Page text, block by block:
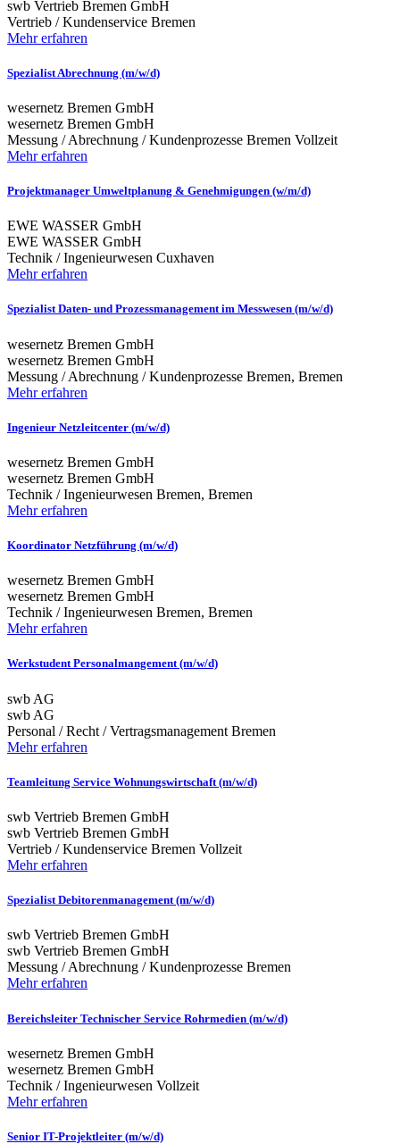
swb Vertrieb Bremen GmbH
Vertrieb / Kundenservice Bremen
Mehr erfahren
Spezialist Abrechnung (m/w/d)
wesernetz Bremen GmbH
wesernetz Bremen GmbH
Messung / Abrechnung / Kundenprozesse Bremen Vollzeit
Mehr erfahren
Projektmanager Umweltplanung & Genehmigungen (w/m/d)
EWE WASSER GmbH
EWE WASSER GmbH
Technik / Ingenieurwesen Cuxhaven
Mehr erfahren
Spezialist Daten- und Prozessmanagement im Messwesen (m/w/d)
wesernetz Bremen GmbH
wesernetz Bremen GmbH
Messung / Abrechnung / Kundenprozesse Bremen, Bremen
Mehr erfahren
Ingenieur Netzleitcenter (m/w/d)
wesernetz Bremen GmbH
wesernetz Bremen GmbH
Technik / Ingenieurwesen Bremen, Bremen
Mehr erfahren
Koordinator Netzführung (m/w/d)
wesernetz Bremen GmbH
wesernetz Bremen GmbH
Technik / Ingenieurwesen Bremen, Bremen
Mehr erfahren
Werkstudent Personalmangement (m/w/d)
swb AG
swb AG
Personal / Recht / Vertragsmanagement Bremen
Mehr erfahren
Teamleitung Service Wohnungswirtschaft (m/w/d)
swb Vertrieb Bremen GmbH
swb Vertrieb Bremen GmbH
Vertrieb / Kundenservice Bremen Vollzeit
Mehr erfahren
Spezialist Debitorenmanagement (m/w/d)
swb Vertrieb Bremen GmbH
swb Vertrieb Bremen GmbH
Messung / Abrechnung / Kundenprozesse Bremen
Mehr erfahren
Bereichsleiter Technischer Service Rohrmedien (m/w/d)
wesernetz Bremen GmbH
wesernetz Bremen GmbH
Technik / Ingenieurwesen Vollzeit
Mehr erfahren
Senior IT-Projektleiter (m/w/d)